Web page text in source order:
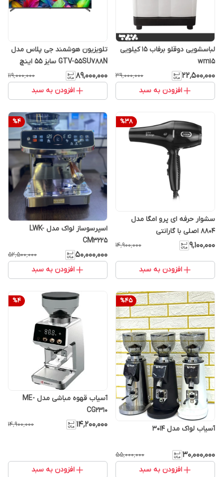
لباسشویی دوقلو برفاب 15 کیلویی
wm15
۲۲٬۵۰۰٬۰۰۰ ۳۹٬۰۰۰٬۰۰۰
افزودن به سبد
تلویزیون هوشمند جی پلاس مدل
GTV-55SU788N سایز ۵۵ اینچ
LED Ultra HD 4K
۸۹٬۰۰۰٬۰۰۰ ۱۱۹٬۰۰۰٬۰۰۰
افزودن به سبد
%38
سشوار حرفه ای پرو امگا مدل
8804 اصلی با گارانتی
۹٬۱۰۰٬۰۰۰ ۱۴٬۹۰۰٬۰۰۰
افزودن به سبد
%4
اسپرسوساز لواک مدل LWK-
CM3225
۵۰٬۰۰۰٬۰۰۰ ۵۲٬۵۰۰٬۰۰۰
افزودن به سبد
%45
آسیاب لواک مدل 3014
۳۰٬۰۰۰٬۰۰۰ ۵۵٬۰۰۰٬۰۰۰
افزودن به سبد
%4
آسیاب قهوه مباشی مدل ME-
CG2310
۱۴٬۲۰۰٬۰۰۰ ۱۴٬۹۰۰٬۰۰۰
افزودن به سبد